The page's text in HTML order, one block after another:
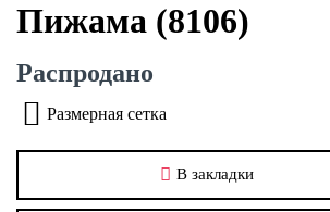
Пижама (8106)
Распродано
В закладки
Размерная сетка